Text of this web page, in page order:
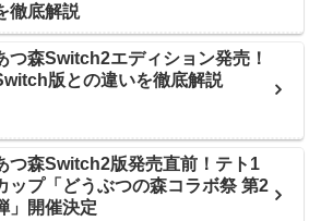
徹底解説
つ森Switch2エディション発売！
版との違いを徹底解説
つ森Switch2版発売直前！テト1
ップ「どうぶつの森コラボ祭 第2
」開催決定